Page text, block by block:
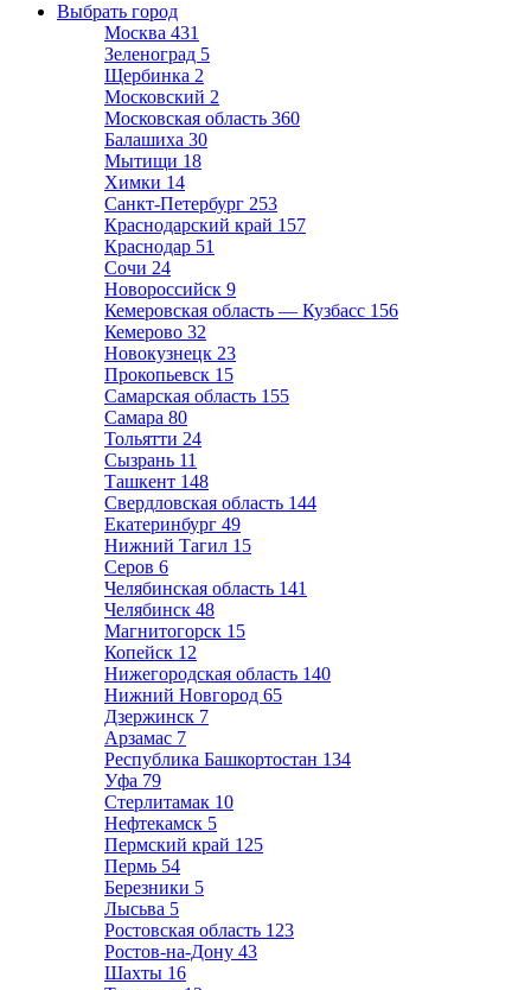
Выбрать город
Москва 431
Зеленоград 5
Щербинка 2
Московский 2
Московская область 360
Балашиха 30
Мытищи 18
Химки 14
Санкт-Петербург 253
Краснодарский край 157
Краснодар 51
Сочи 24
Новороссийск 9
Кемеровская область — Кузбасс 156
Кемерово 32
Новокузнецк 23
Прокопьевск 15
Самарская область 155
Самара 80
Тольятти 24
Сызрань 11
Ташкент 148
Свердловская область 144
Екатеринбург 49
Нижний Тагил 15
Серов 6
Челябинская область 141
Челябинск 48
Магнитогорск 15
Копейск 12
Нижегородская область 140
Нижний Новгород 65
Дзержинск 7
Арзамас 7
Республика Башкортостан 134
Уфа 79
Стерлитамак 10
Нефтекамск 5
Пермский край 125
Пермь 54
Березники 5
Лысьва 5
Ростовская область 123
Ростов-на-Дону 43
Шахты 16